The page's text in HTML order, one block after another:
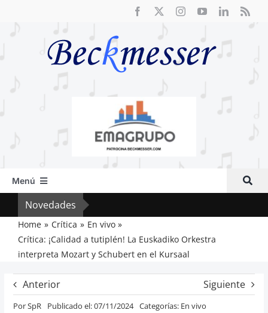
Menú
Inicio
Actual
Artículos
Previos de ópera
Entrevistas
Novedades
Home Crítica
En vivo
Crítica: ¡Calidad a tutiplén! La Euskadiko Orkestra
interpreta Mozart y Schubert en el Kursaal
Anterior Siguiente
PorSpR Publicado el: 07/11/2024 Categorías: En vivo